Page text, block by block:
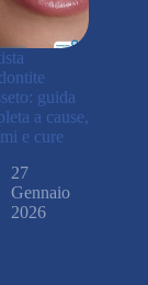
guida
a cause,
e cure
27
Gennaio
2026